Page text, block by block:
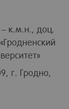
– к.м.н., доц.
г. Гродно,